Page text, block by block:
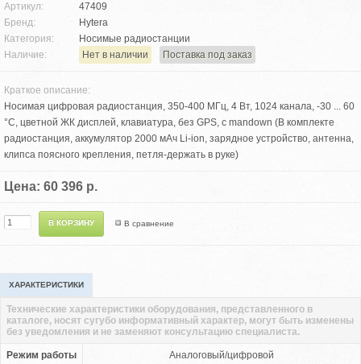
Артикул:
47409
Бренд:
Hytera
Категория:
Носимые радиостанции
Наличие:
Нет в наличии Поставка под заказ
Краткое описание:
Носимая цифровая радиостанция, 350-400 МГц, 4 Вт, 1024 канала, -30 ... 60
°С, цветной ЖК дисплей, клавиатура, без GPS, с mandown (В комплекте
радиостанция, аккумулятор 2000 мАч Li-ion, зарядное устройство, антенна,
клипса поясного крепления, петля-держать в руке)
Цена: 60 396 р.
В сравнение
ХАРАКТЕРИСТИКИ
Режим работы Аналоговый/цифровой
Технические характеристики оборудования, представленного в
каталоге, носят сугубо информативный характер, могут быть изменены
без уведомления и не заменяют консультацию специалиста.